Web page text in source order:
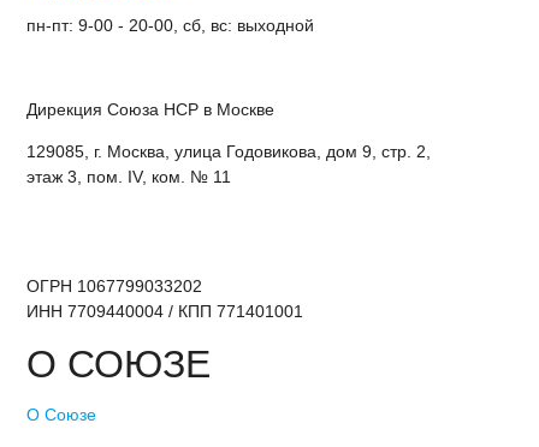
пн-пт: 9-00 - 20-00, сб, вс: выходной
Дирекция Cоюза НСР в Москве
129085, г. Москва, улица Годовикова, дом 9, стр. 2,
этаж 3, пом. IV, ком. № 11
ОГРН 1067799033202
ИНН 7709440004 / КПП 771401001
О СОЮЗЕ
О Союзе